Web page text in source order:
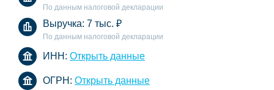
По данным налоговой декларации
Выручка: 7 тыс. ₽
По данным налоговой декларации
ИНН: Открыть данные
ОГРН: Открыть данные